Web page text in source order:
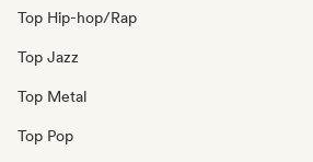
Top Hip-hop/Rap
Top Jazz
Top Metal
Top Pop